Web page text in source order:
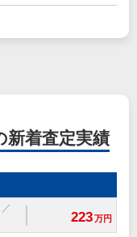
新着査定実績
223万円